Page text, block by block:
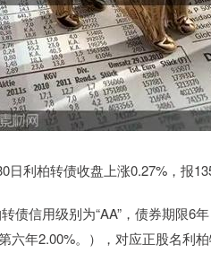
日利柏转债收盘上涨0.27%，报
债信用级别为“AA”，债券期限6
六年2.00%。），对应正股名利
成指 14311.01 200.89